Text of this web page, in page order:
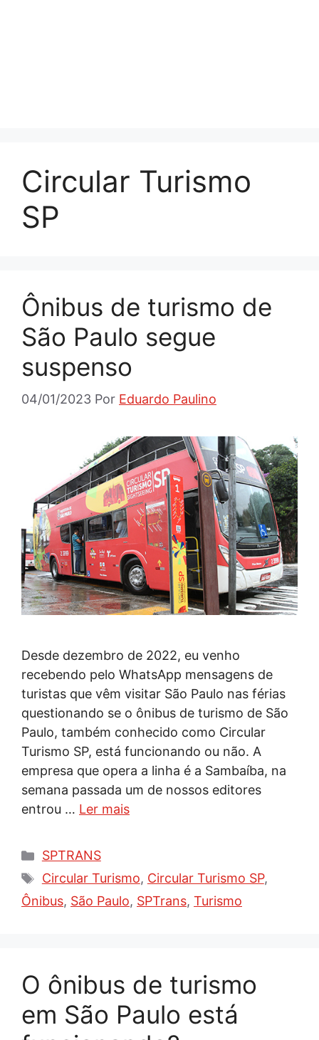
Circular Turismo
SP
Ônibus de turismo de
São Paulo segue
suspenso
04/01/2023 Por Eduardo Paulino
Desde dezembro de 2022, eu venho
recebendo pelo WhatsApp mensagens de
turistas que vêm visitar São Paulo nas férias
questionando se o ônibus de turismo de São
Paulo, também conhecido como Circular
Turismo SP, está funcionando ou não. A
empresa que opera a linha é a Sambaíba, na
semana passada um de nossos editores
entrou … Ler mais
Categorias
SPTRANS
Tags
Circular Turismo, Circular Turismo SP,
Ônibus, São Paulo, SPTrans, Turismo
O ônibus de turismo
em São Paulo está